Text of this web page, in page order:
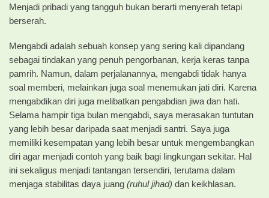
Menjadi pribadi yang tangguh bukan berarti menyerah tetapi
berserah.
Mengabdi adalah sebuah konsep yang sering kali dipandang
sebagai tindakan yang penuh pengorbanan, kerja keras tanpa
pamrih. Namun, dalam perjalanannya, mengabdi tidak hanya
soal memberi, melainkan juga soal menemukan jati diri. Karena
mengabdikan diri juga melibatkan pengabdian jiwa dan hati.
Selama hampir tiga bulan mengabdi, saya merasakan tuntutan
yang lebih besar daripada saat menjadi santri. Saya juga
memiliki kesempatan yang lebih besar untuk mengembangkan
diri agar menjadi contoh yang baik bagi lingkungan sekitar. Hal
ini sekaligus menjadi tantangan tersendiri, terutama dalam
menjaga stabilitas daya juang (ruhul jihad) dan keikhlasan.